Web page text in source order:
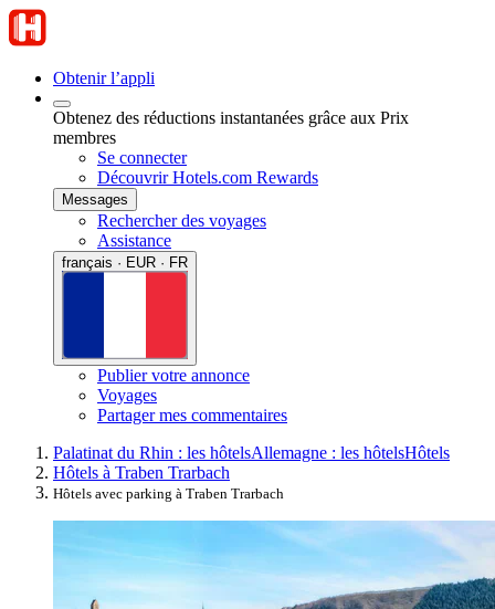
Obtenir l’appli
Obtenez des réductions instantanées grâce aux Prix
membres
Se connecter
Découvrir Hotels.com Rewards
Messages
Rechercher des voyages
Assistance
français · EUR · FR
Publier votre annonce
Voyages
Partager mes commentaires
Palatinat du Rhin : les hôtelsAllemagne : les hôtelsHôtels
Hôtels à Traben Trarbach
Hôtels avec parking à Traben Trarbach